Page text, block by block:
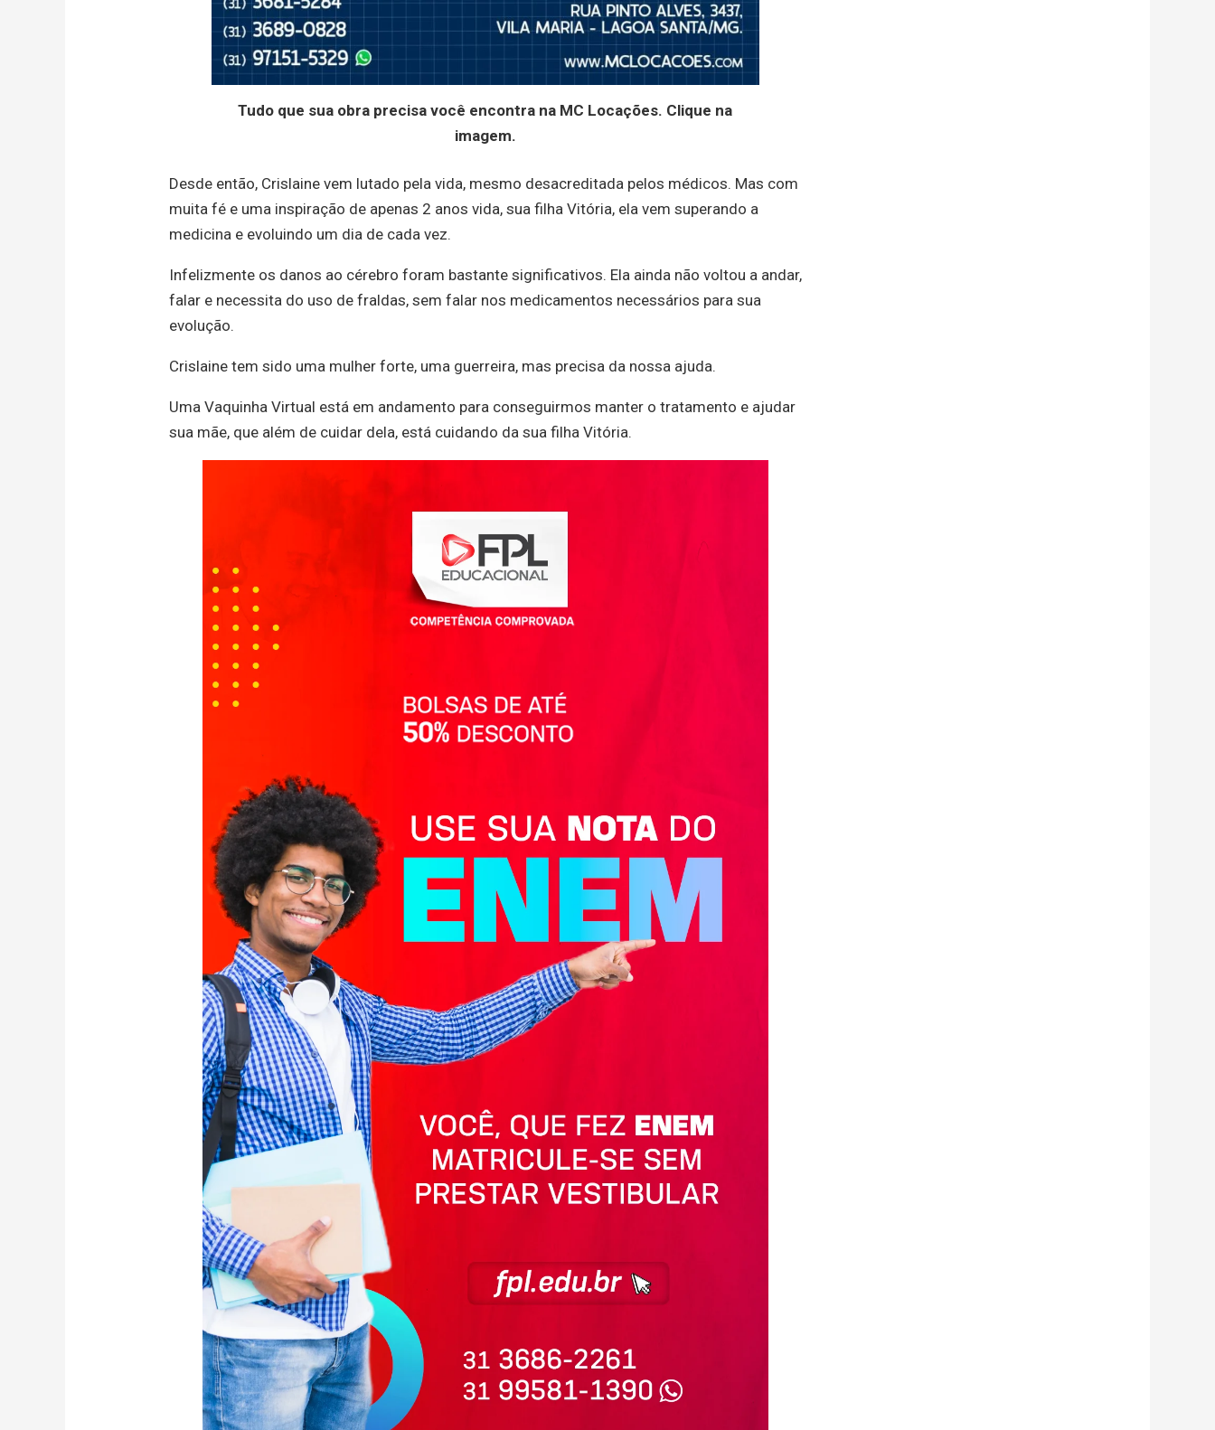
Tudo que sua obra precisa você encontra na MC Locações. Clique na
imagem.
Desde então, Crislaine vem lutado pela vida, mesmo desacreditada pelos médicos. Mas com
muita fé e uma inspiração de apenas 2 anos vida, sua filha Vitória, ela vem superando a
medicina e evoluindo um dia de cada vez.
Infelizmente os danos ao cérebro foram bastante significativos. Ela ainda não voltou a andar,
falar e necessita do uso de fraldas, sem falar nos medicamentos necessários para sua
evolução.
Crislaine tem sido uma mulher forte, uma guerreira, mas precisa da nossa ajuda.
Uma Vaquinha Virtual está em andamento para conseguirmos manter o tratamento e ajudar
sua mãe, que além de cuidar dela, está cuidando da sua filha Vitória.